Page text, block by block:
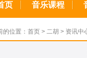
页 音乐课程
的位置： 首页 > 二胡 > 资讯中